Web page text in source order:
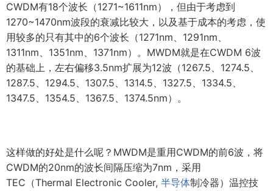
CWDM有18个波长（1271~1611nm），但由于考虑到
1270~1470nm波段的衰减比较大，以及基于成本的考虑，使
用较多的只有其中的6个波长（1271nm、1291nm、
1311nm、1351nm、1371nm）。MWDM就是在CWDM 6波
的基础上，左右偏移3.5nm扩展为12波（1267.5、1274.5、
1287.5、1294.5、1307.5、1314.5、1327.5、1334.5、
1347.5、1354.5、1367.5、1374.5nm）。
这样做的好处是什么呢？MWDM是重用CWDM的前6波，将
CWDM的20nm的波长间隔压缩为7nm，采用
TEC（Thermal Electronic Cooler, 半导体制冷器）温控技